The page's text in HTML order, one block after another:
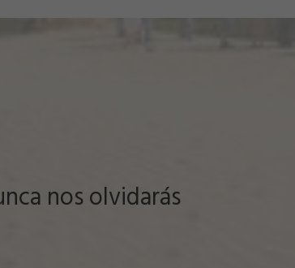
nos olvidarás